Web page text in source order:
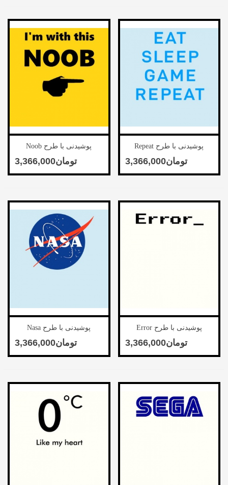
پوشیدنی با طرح Repeat
‎تومان3,366,000
پوشیدنی با طرح Noob
پوشیدنی با طرح Error
‎تومان3,366,000
پوشیدنی با طرح Nasa